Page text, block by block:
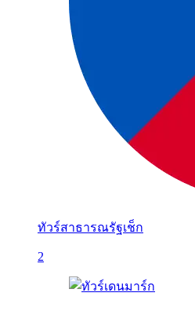
ทัวร์สาธารณรัฐเช็ก
2